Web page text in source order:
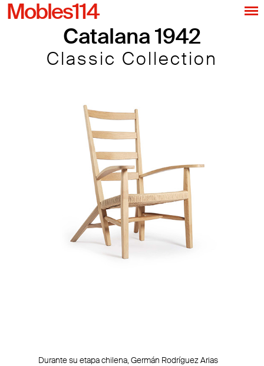
Mobles114
Catalana 1942
Classic Collection
Durante su etapa chilena, Germán Rodríguez Arias